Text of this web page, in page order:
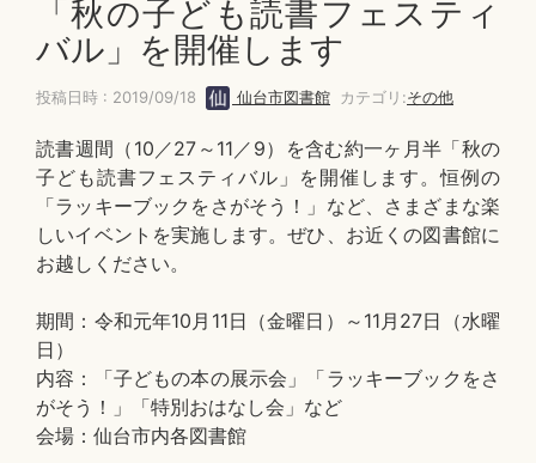
「秋の子ども読書フェスティ
バル」を開催します
投稿日時 : 2019/09/18 仙台市図書館 カテゴリ:その他
読書週間（10／27～11／9）を含む約一ヶ月半「秋の
子ども読書フェスティバル」を開催します。恒例の
「ラッキーブックをさがそう！」など、さまざまな楽
しいイベントを実施します。ぜひ、お近くの図書館に
お越しください。
期間：令和元年10月11日（金曜日）～11月27日（水曜
日）
内容：「子どもの本の展示会」「ラッキーブックをさ
がそう！」「特別おはなし会」など
会場：仙台市内各図書館